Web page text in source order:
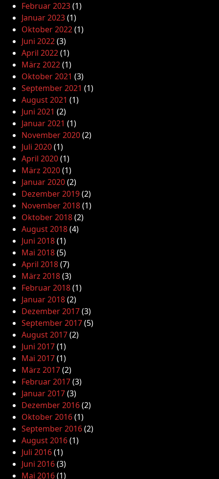
Februar 2023(1)
Januar 2023(1)
Oktober 2022(1)
Juni 2022(3)
April 2022(1)
März 2022(1)
Oktober 2021 (3)
September 2021 (1)
August 2021 (1)
Juni 2021 (2)
Januar 2021 (1)
November 2020(2)
Juli 2020(1)
April 2020(1)
März 2020(1)
Januar 2020(2)
Dezember 2019(2)
November 2018(1)
Oktober 2018(2)
August 2018(4)
Juni 2018(1)
Mai 2018(5)
April 2018(7)
März 2018(3)
Februar 2018(1)
Januar 2018(2)
Dezember 2017(3)
September 2017(5)
August 2017(2)
Juni 2017(1)
Mai 2017(1)
März 2017(2)
Februar 2017(3)
Januar 2017(3)
Dezember 2016(2)
Oktober 2016(1)
September 2016(2)
August 2016(1)
Juli 2016(1)
Juni 2016(3)
Mai 2016(1)